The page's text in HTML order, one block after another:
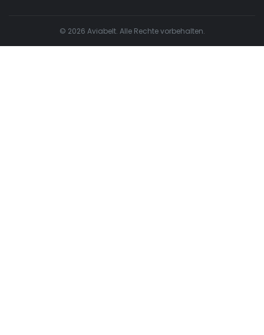
© 2026 Aviabelt. Alle Rechte vorbehalten.